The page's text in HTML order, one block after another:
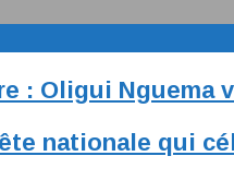
: Oligui
nationale qui